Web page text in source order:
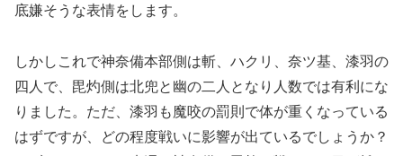
底嫌そうな表情をします。
しかしこれで神奈備本部側は斬、ハクリ、奈ツ基、漆羽の
四人で、毘灼側は北兜と幽の二人となり人数では有利にな
りました。ただ、漆羽も魔咬の罰則で体が重くなっている
はずですが、どの程度戦いに影響が出ているでしょうか？